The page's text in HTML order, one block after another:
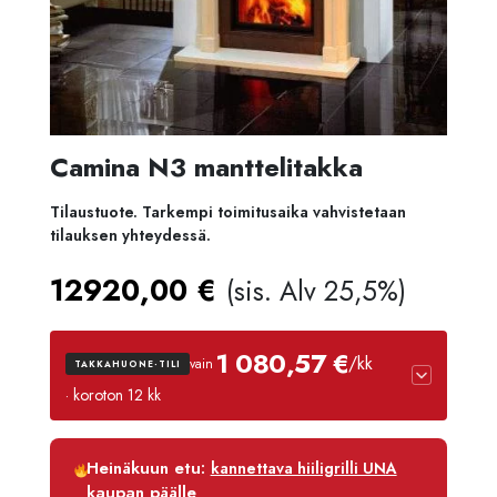
Camina N3 manttelitakka
Tilaustuote. Tarkempi toimitusaika vahvistetaan
tilauksen yhteydessä.
12920,00 € (sis. Alv 25,5%)
TAKKAHUONE-TILI vain 1 080,57 €/kk
· koroton 12 kk
Luottoaika
12 kk
Korko
Heinäkuun etu: kannettava hiiligrilli UNA